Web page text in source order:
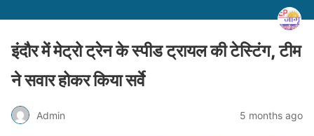
इंदौर में मेट्रो ट्रेन के स्पीड ट्रायल की टेस्टिंग, टीम
ने सवार होकर किया सर्वे
Admin 5 months ago